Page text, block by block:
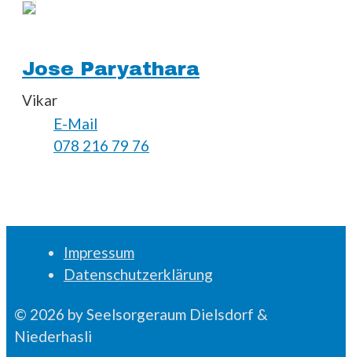
Jose Paryathara
Vikar
E-Mail
078 216 79 76
Impressum
Datenschutzerklärung
© 2026 by Seelsorgeraum Dielsdorf &
Niederhasli